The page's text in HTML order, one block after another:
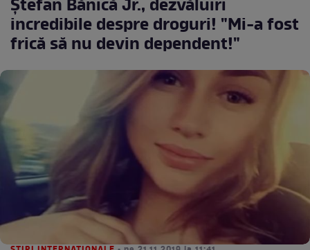
Ştefan Bănică Jr., dezvăluiri
incredibile despre droguri! "Mi-a fost
frică să nu devin dependent!"